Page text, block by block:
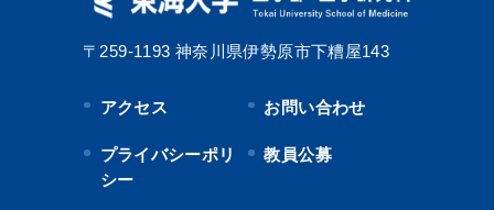
〒259-1193 神奈川県伊勢原市下糟屋143
アクセス お問い合わせ
プライバシーポリ
シー
教員公募